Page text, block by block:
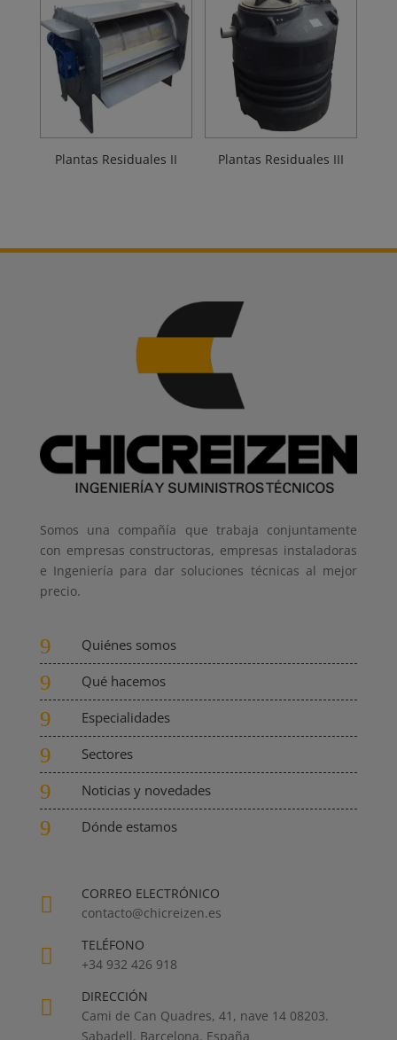
Plantas Residuales II Plantas Residuales III
Somos una compañía que trabaja conjuntamente
con empresas constructoras, empresas instaladoras
e Ingeniería para dar soluciones técnicas al mejor
precio.
9 Quiénes somos
9 Qué hacemos
9 Especialidades
9 Sectores
9 Noticias y novedades
9 Dónde estamos

CORREO ELECTRÓNICO
contacto@chicreizen.es

TELÉFONO
+34 932 426 918

DIRECCIÓN
Cami de Can Quadres, 41, nave 14 08203.
Sabadell. Barcelona. España